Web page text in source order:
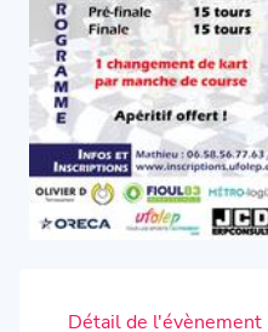
Détail de l'évènement